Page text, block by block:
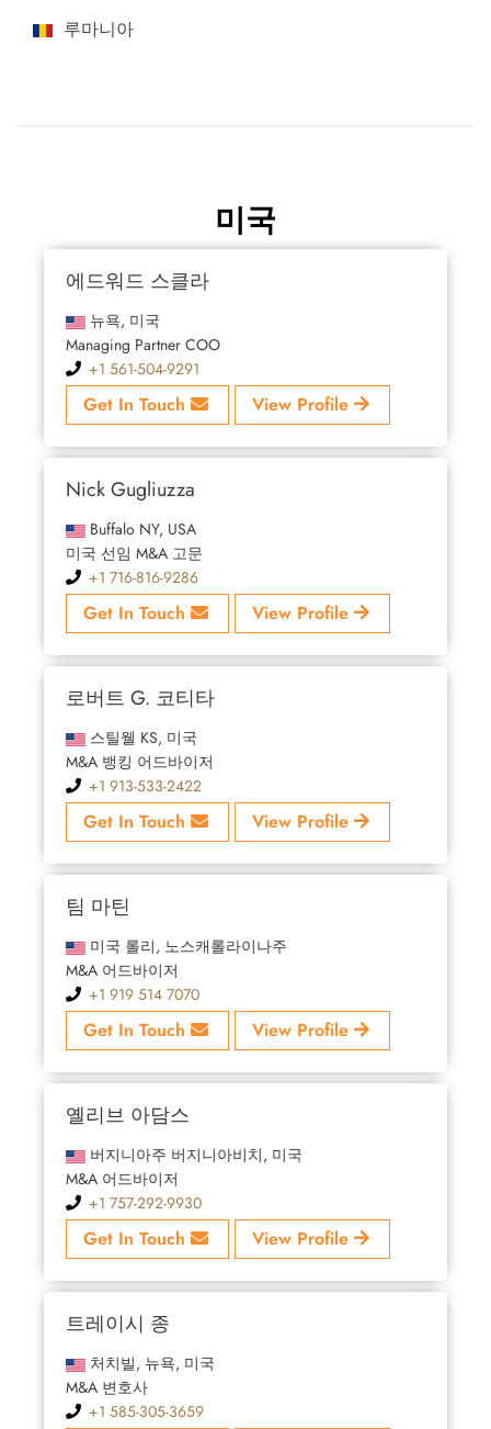
루마니아
미국
에드워드 스클라
뉴욕, 미국
Managing Partner COO
+1 561-504-9291
Get In Touch View Profile
Nick Gugliuzza
Buffalo NY, USA
미국 선임 M&A 고문
+1 716-816-9286
Get In Touch View Profile
로버트 G. 코티타
스틸웰 KS, 미국
M&A 뱅킹 어드바이저
+1 913-533-2422
Get In Touch View Profile
팀 마틴
미국 롤리, 노스캐롤라이나주
M&A 어드바이저
+1 919 514 7070
Get In Touch View Profile
옐리브 아담스
버지니아주 버지니아비치, 미국
M&A 어드바이저
+1 757-292-9930
Get In Touch View Profile
트레이시 종
처치빌, 뉴욕, 미국
M&A 변호사
+1 585-305-3659